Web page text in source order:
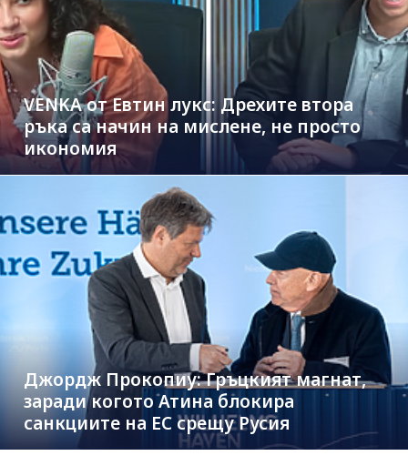
VENKA от Евтин лукс: Дрехите втора
ръка са начин на мислене, не просто
икономия
Джордж Прокопиу: Гръцкият магнат,
заради когото Атина блокира
санкциите на ЕС срещу Русия